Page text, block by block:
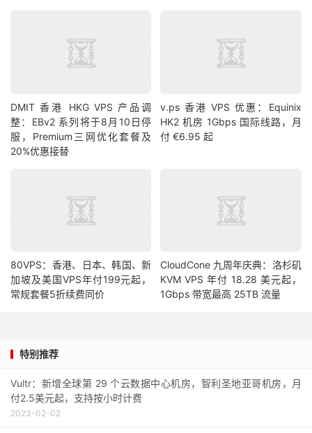
DMIT 香港 HKG VPS 产品调
整：EBv2 系列将于8月10日停
服，Premium三网优化套餐及
20%优惠接替
v.ps 香港 VPS 优惠：Equinix
HK2 机房 1Gbps 国际线路，月
付 €6.95 起
80VPS：香港、日本、韩国、新
加坡及美国VPS年付199元起，
常规套餐5折续费同价
CloudCone 九周年庆典：洛杉矶
KVM VPS 年付 18.28 美元起，
1Gbps 带宽最高 25TB 流量
特别推荐
Vultr：新增全球第 29 个云数据中心机房，智利圣地亚哥机房，月
付2.5美元起，支持按小时计费
2023-02-02